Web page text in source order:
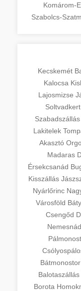
Komárom-
Szabolcs-
Kecskemét
Kalocsa
Lajosmizse
Soltvadkert
Szabadszállás
Lakitelek
Akasztó
Madaras
Érsekcsanád
Kisszállás
Nyárlőrinc
Városföld
Csengőd
Bátmonostor
Balotaszállás
Borota